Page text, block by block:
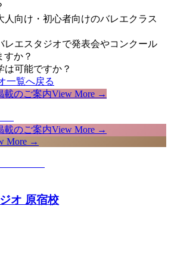
人向け・初心者向けのバレエクラス
レエスタジオで発表会やコンクール
すか？
は可能ですか？
一覧へ戻る
載のご案内View More →
載のご案内View More →
More →
オ 原宿校